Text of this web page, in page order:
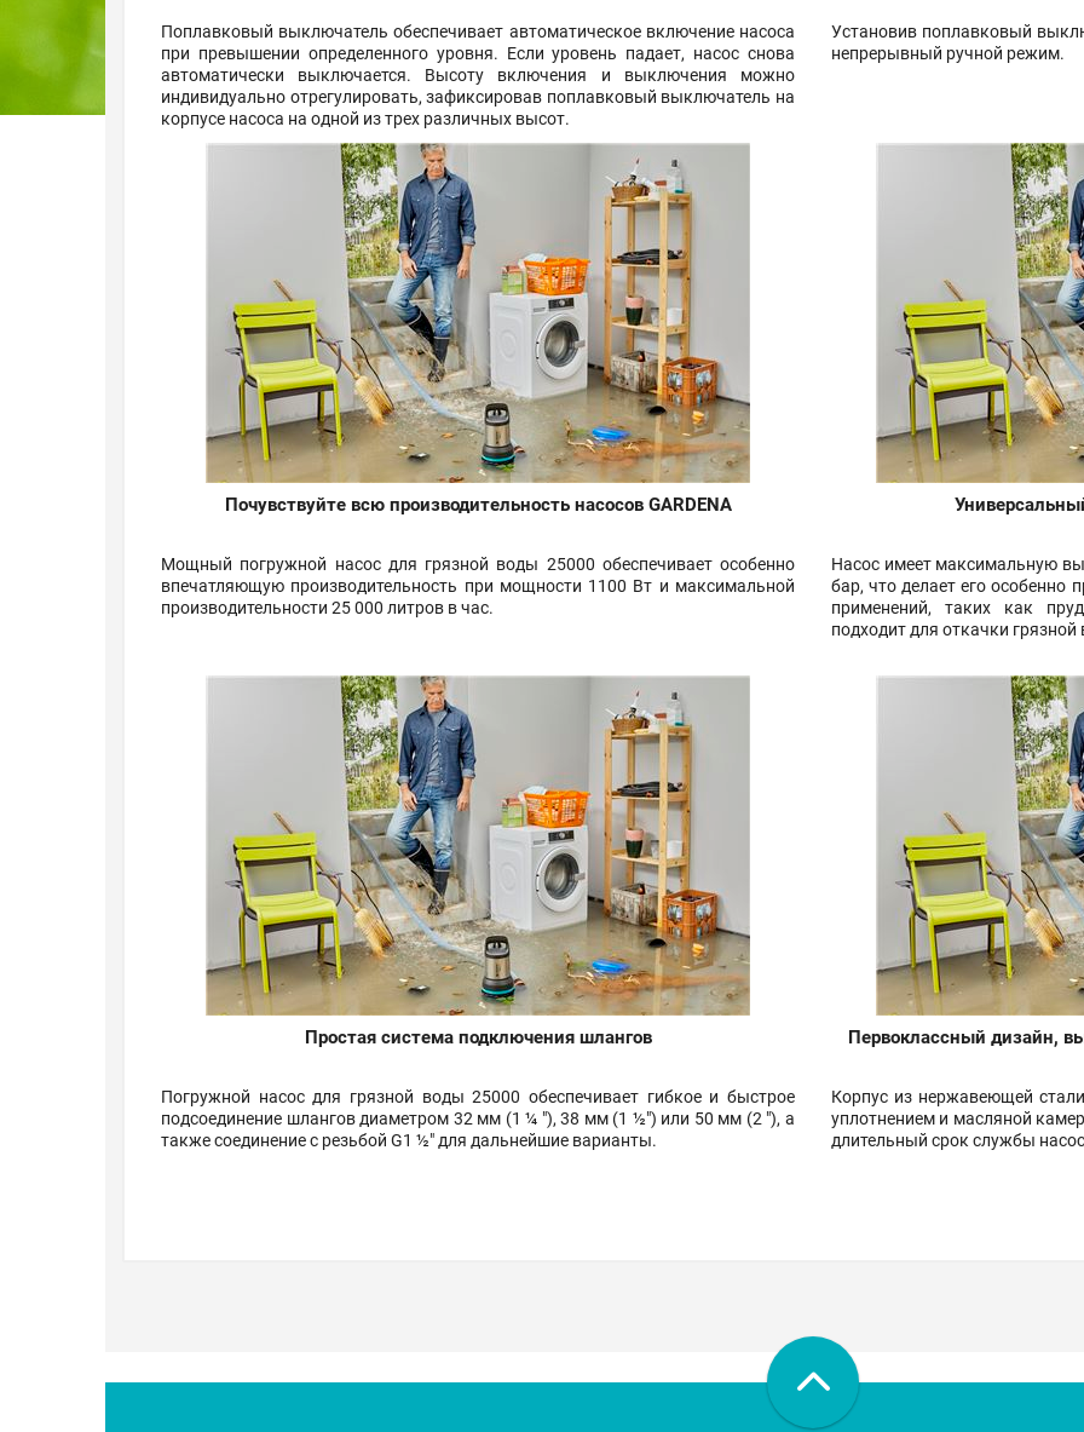
Поплавковый выключатель обеспечивает автоматическое включение насоса
при превышении определенного уровня. Если уровень падает, насос снова
автоматически выключается. Высоту включения и выключения можно
индивидуально отрегулировать, зафиксировав поплавковый выключатель на
корпусе насоса на одной из трех различных высот.
Установив поплавковый
непрерывный ручной режим.
Почувствуйте всю производительность насосов GARDENA
Мощный погружной насос для грязной воды 25000 обеспечивает особенно
впечатляющую производительность при мощности 1100 Вт и максимальной
производительности 25 000 литров в час.
Насос имеет максимальную
бар, что делает его
применений, таких как
подходит для откачки
Простая система подключения шлангов
Погружной насос для грязной воды 25000 обеспечивает гибкое и быстрое
подсоединение шлангов диаметром 32 мм (1 ¼ "), 38 мм (1 ½") или 50 мм (2 "), а
также соединение с резьбой G1 ½" для дальнейшие варианты.
Первоклассный дизайн,
Корпус из нержавеющей
уплотнением и масляной
длительный срок службы